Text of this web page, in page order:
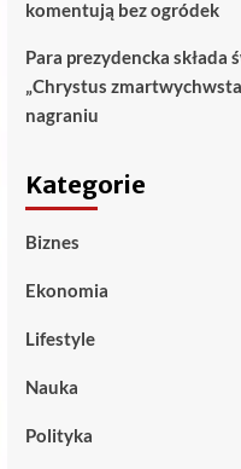
komentują bez ogródek
Para prezydencka składa
„Chrystus
nagraniu
Kategorie
Biznes
Ekonomia
Lifestyle
Nauka
Polityka